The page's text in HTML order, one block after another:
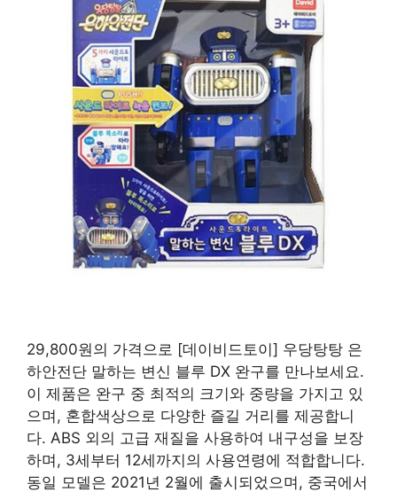
29,800원의 가격으로 [데이비드토이] 우당탕탕 은
하안전단 말하는 변신 블루 DX 완구를 만나보세요.
이 제품은 완구 중 최적의 크기와 중량을 가지고 있
으며, 혼합색상으로 다양한 즐길 거리를 제공합니
다. ABS 외의 고급 재질을 사용하여 내구성을 보장
하며, 3세부터 12세까지의 사용연령에 적합합니다.
동일 모델은 2021년 2월에 출시되었으며, 중국에서